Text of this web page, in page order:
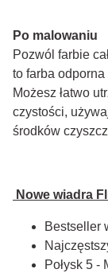
Po malowaniu
Pozwól farbie
to farba
Możesz łatwo
czystości,
środków
Nowe wiadra
Bestseller
Połysk 5 -